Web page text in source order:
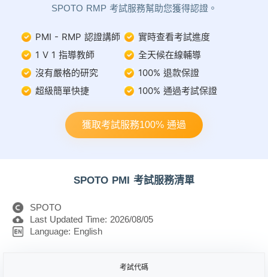
SPOTO RMP 考試服務幫助您獲得認證。
PMI - RMP 認證講師
1 V 1 指導教師
沒有嚴格的研究
超級簡單快捷
實時查看考試進度
全天候在線輔導
100% 退款保證
100% 通過考試保證
獲取考試服務100% 通過
SPOTO PMI 考試服務清單
SPOTO
Last Updated Time: 2026/08/05
Language: English
考試代碼